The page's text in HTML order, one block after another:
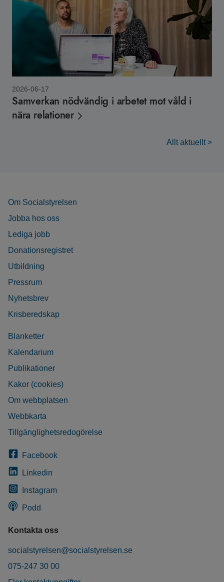
2026-06-17
Samverkan nödvändig i arbetet mot våld i
nära relationer
Allt aktuellt >
Om Socialstyrelsen
Jobba hos oss
Lediga jobb
Donationsregistret
Utbildning
Pressrum
Nyhetsbrev
Krisberedskap
Blanketter
Kalendarium
Publikationer
Kakor (cookies)
Om webbplatsen
Webbkarta
Tillgänglighetsredogörelse
Facebook
Linkedin
Instagram
Podd
Kontakta oss
socialstyrelsen@socialstyrelsen.se
075-247 30 00